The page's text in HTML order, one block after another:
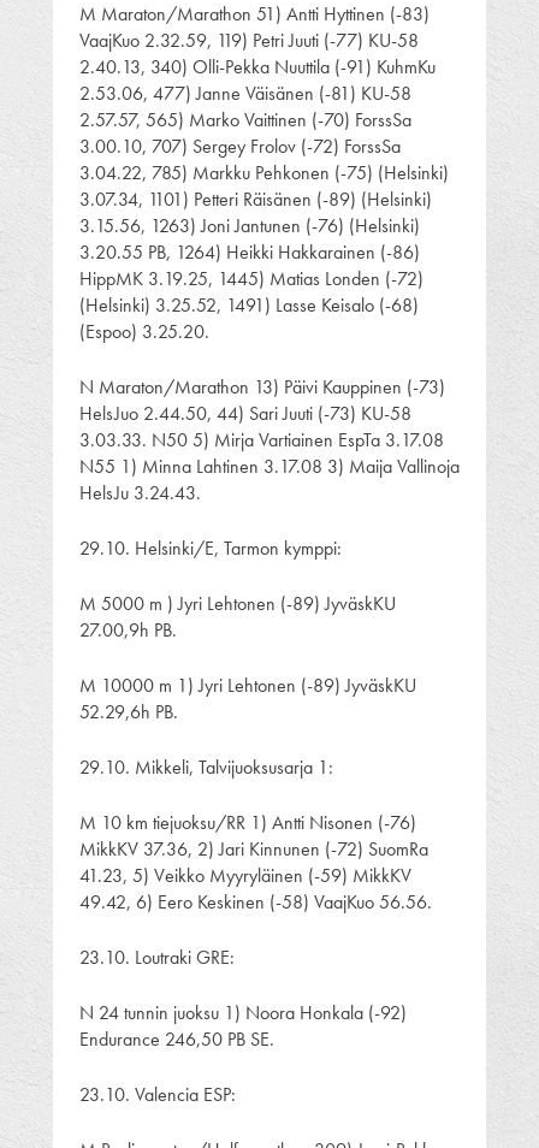
M Maraton/Marathon 51) Antti Hyttinen (-83)
VaajKuo 2.32.59, 119) Petri Juuti (-77) KU-58
2.40.13, 340) Olli-Pekka Nuuttila (-91) KuhmKu
2.53.06, 477) Janne Väisänen (-81) KU-58
2.57.57, 565) Marko Vaittinen (-70) ForssSa
3.00.10, 707) Sergey Frolov (-72) ForssSa
3.04.22, 785) Markku Pehkonen (-75) (Helsinki)
3.07.34, 1101) Petteri Räisänen (-89) (Helsinki)
3.15.56, 1263) Joni Jantunen (-76) (Helsinki)
3.20.55 PB, 1264) Heikki Hakkarainen (-86)
HippMK 3.19.25, 1445) Matias Londen (-72)
(Helsinki) 3.25.52, 1491) Lasse Keisalo (-68)
(Espoo) 3.25.20.
N Maraton/Marathon 13) Päivi Kauppinen (-73)
HelsJuo 2.44.50, 44) Sari Juuti (-73) KU-58
3.03.33. N50 5) Mirja Vartiainen EspTa 3.17.08
N55 1) Minna Lahtinen 3.17.08 3) Maija Vallinoja
HelsJu 3.24.43.
29.10. Helsinki/E, Tarmon kymppi:
M 5000 m ) Jyri Lehtonen (-89) JyväskKU
27.00,9h PB.
M 10000 m 1) Jyri Lehtonen (-89) JyväskKU
52.29,6h PB.
29.10. Mikkeli, Talvijuoksusarja 1:
M 10 km tiejuoksu/RR 1) Antti Nisonen (-76)
MikkKV 37.36, 2) Jari Kinnunen (-72) SuomRa
41.23, 5) Veikko Myyryläinen (-59) MikkKV
49.42, 6) Eero Keskinen (-58) VaajKuo 56.56.
23.10. Loutraki GRE:
N 24 tunnin juoksu 1) Noora Honkala (-92)
Endurance 246,50 PB SE.
23.10. Valencia ESP: